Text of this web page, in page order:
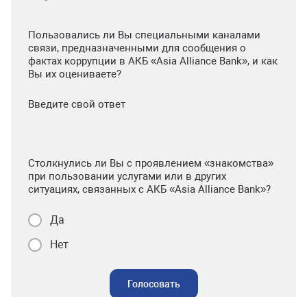
Пользовались ли Вы специальными каналами
связи, предназначенными для сообщения о
фактах коррупции в АКБ «Asia Alliance Bank», и как
Вы их оцениваете?
Введите свой ответ
Столкнулись ли Вы с проявлением «знакомства»
при пользовании услугами или в других
ситуациях, связанных с АКБ «Asia Alliance Bank»?
Да
Нет
Голосовать